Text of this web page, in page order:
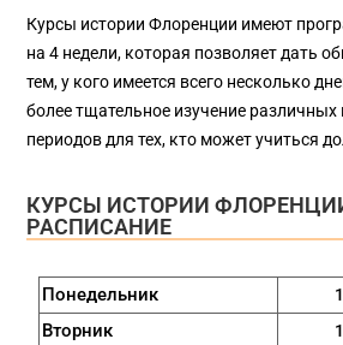
Курсы истории Флоренции имеют
на 4 недели, которая позволяет дать
тем, у кого имеется всего несколько
более тщательное изучение различных
периодов для тех, кто может учиться
КУРСЫ ИСТОРИИ
РАСПИСАНИЕ
Понедельник
Вторник